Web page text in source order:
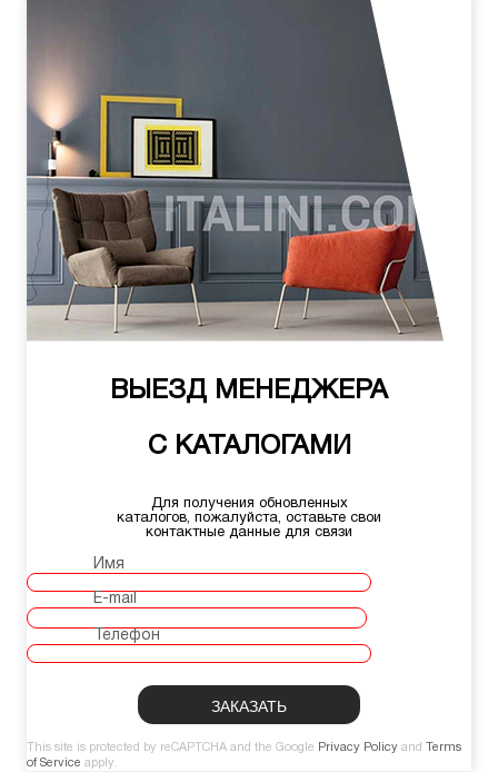
ВЫЕЗД МЕНЕДЖЕРА
С КАТАЛОГАМИ
Для получения обновленных
каталогов, пожалуйста, оставьте свои
контактные данные для связи
Имя
E-mail
Телефон
This site is protected by reCAPTCHA and the Google Privacy Policy and
Terms
of Service apply.